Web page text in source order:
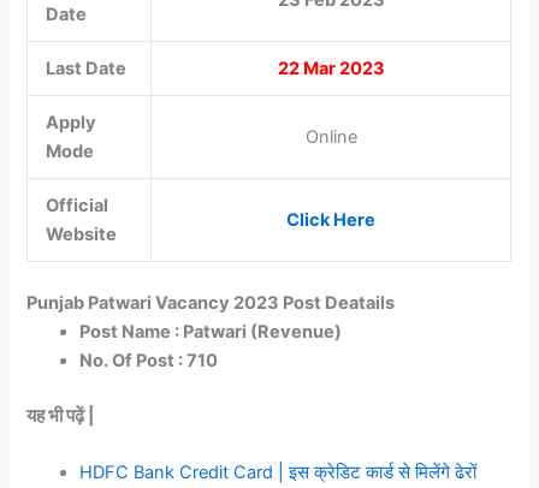
Date
Last Date 22 Mar 2023
Apply
Mode
Online
Official
Website
Click Here
Punjab Patwari Vacancy 2023 Post Deatails
Post Name : Patwari (Revenue)
No. Of Post : 710
यह भी पढ़ें |
HDFC Bank Credit Card | इस क्रेडिट कार्ड से मिलेंगे ढेरों